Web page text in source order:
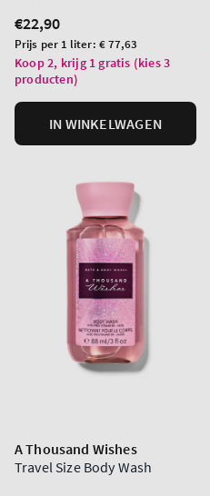
Normale
prijs
€22,90
Prijs
per
eenheid
Prijs per 1 liter: € 77,63
Koop 2, krijg 1 gratis (kies 3
producten)
IN WINKELWAGEN
A Thousand Wishes
Travel Size Body Wash